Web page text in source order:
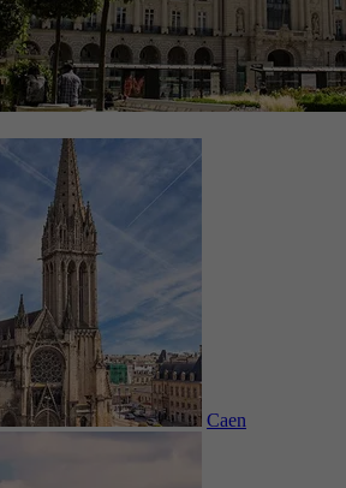
Caen